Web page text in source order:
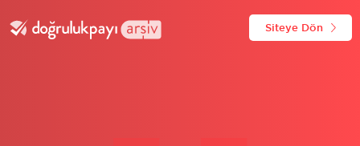
Siteye Dön